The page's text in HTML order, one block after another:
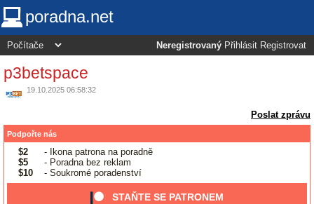
poradna.net
Neregistrovaný Přihlásit Registrovat
p3betspace
19.10.2025 06:58:32
Poslat zprávu
Podpořte nás
$2
- Ikona patrona na poradně
$5
- Poradna bez reklam
$10
- Soukromé poradenství
STAŇTE SE PATRONEM